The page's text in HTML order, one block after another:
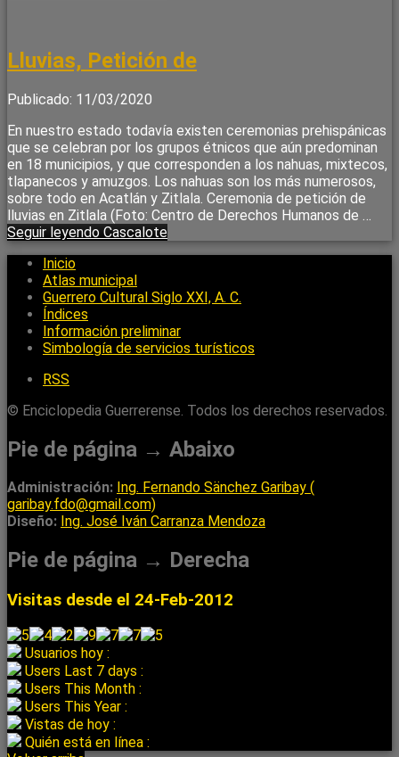
Lluvias, Petición de
Publicado: 11/03/2020
En nuestro estado todavía existen ceremonias prehispánicas
que se celebran por los grupos étnicos que aún predominan
en 18 municipios, y que corresponden a los nahuas, mixtecos,
tlapanecos y amuzgos. Los nahuas son los más numerosos,
sobre todo en Acatlán y Zitlala. Ceremonia de petición de
lluvias en Zitlala (Foto: Centro de Derechos Humanos de …
Seguir leyendo Cascalote
Inicio
Atlas municipal
Guerrero Cultural Siglo XXI, A. C.
Índices
Información preliminar
Simbología de servicios turísticos
RSS
© Enciclopedia Guerrerense. Todos los derechos reservados.
Pie de página → Abaixo
Administración: Ing. Fernando Sänchez Garibay (
garibay.fdo@gmail.com)
Diseño: Ing. José Iván Carranza Mendoza
Pie de página → Derecha
Visitas desde el 24-Feb-2012
Usuarios hoy :
Users Last 7 days :
Users This Month :
Users This Year :
Vistas de hoy :
Quién está en línea :